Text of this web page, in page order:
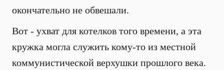
окончательно не обвешали.
Вот - ухват для котелков того времени, а эта
кружка могла служить кому-то из местной
коммунистической верхушки прошлого века.